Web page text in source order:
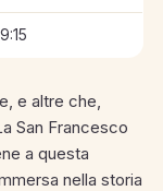
e altre che,
San Francesco
a questa
nella storia